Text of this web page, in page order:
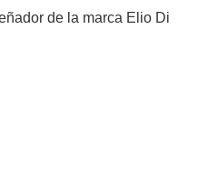
de la marca Elio Di